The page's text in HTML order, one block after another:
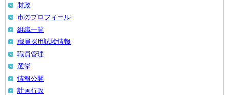
財政
市のプロフィール
組織一覧
職員採用試験情報
職員管理
選挙
情報公開
計画行政